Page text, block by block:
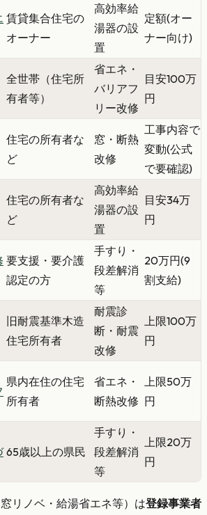
賃貸集合住宅の
オーナー
高効率給
湯器の設
置
定額(オー
ナー向け)
全世帯（住宅所
有者等）
省エネ・
バリアフ
リー改修
目安100万
円
住宅の所有者な
ど
窓・断熱
改修
工事内容で
変動(公式
で要確認)
住宅の所有者な
ど
高効率給
湯器の設
置
目安34万
円
要支援・要介護
認定の方
手すり・
段差解消
等
20万円(9
割支給)
旧耐震基準木造
住宅所有者
耐震診
断・耐震
改修
上限100万
円
県内在住の住宅
所有者
省エネ・
断熱改修
上限50万
円
65歳以上の県民
手すり・
段差解消
等
上限20万
円
リノベ・給湯省エネ等）は登録事業者